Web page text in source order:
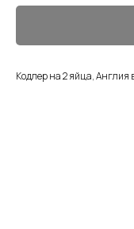
Кодлер на 2 яйца, Англия